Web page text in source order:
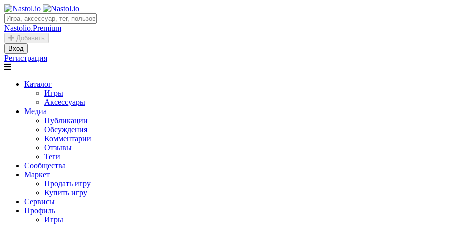
Nastolio.Premium
Добавить
Вход
Регистрация
Каталог
Игры
Аксессуары
Медиа
Публикации
Обсуждения
Комментарии
Отзывы
Теги
Сообщества
Маркет
Продать игру
Купить игру
Сервисы
Профиль
Игры